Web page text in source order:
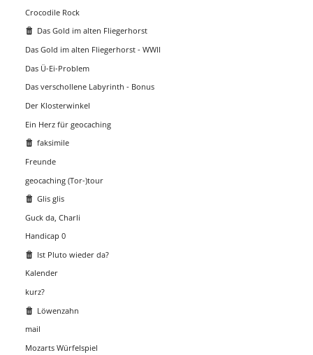
Crocodile Rock
Das Gold im alten Fliegerhorst
Das Gold im alten Fliegerhorst - WWII
Das Ü-Ei-Problem
Das verschollene Labyrinth - Bonus
Der Klosterwinkel
Ein Herz für geocaching
faksimile
Freunde
geocaching (Tor-)tour
Glis glis
Guck da, Charli
Handicap 0
Ist Pluto wieder da?
Kalender
kurz?
Löwenzahn
mail
Mozarts Würfelspiel